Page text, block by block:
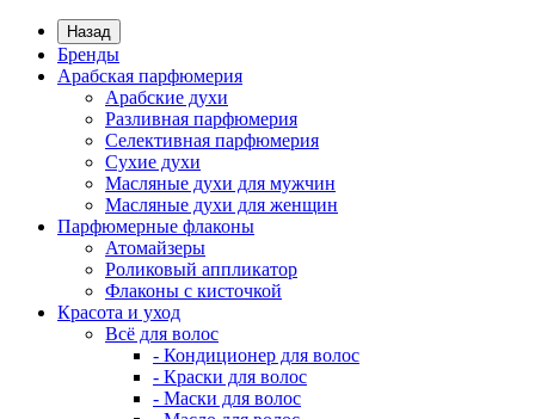
Назад
Бренды
Арабская парфюмерия
Арабские духи
Разливная парфюмерия
Селективная парфюмерия
Сухие духи
Масляные духи для мужчин
Масляные духи для женщин
Парфюмерные флаконы
Атомайзеры
Роликовый аппликатор
Флаконы с кисточкой
Красота и уход
Всё для волос
- Кондиционер для волос
- Краски для волос
- Маски для волос